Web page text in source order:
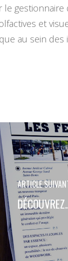
le
et
au sein des
ARTICLE